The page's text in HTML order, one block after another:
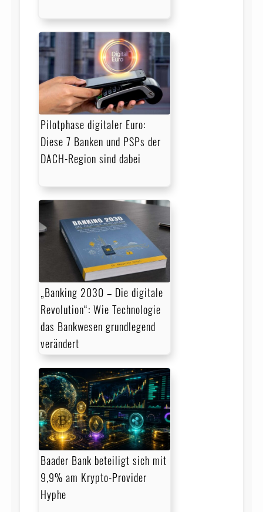
Pilotphase digitaler Euro:
Diese 7 Banken und PSPs der
DACH-Region sind dabei
„Banking 2030 – Die digitale
Revolution“: Wie Technologie
das Bankwesen grundlegend
verändert
Baader Bank beteiligt sich mit
9,9% am Krypto-Provider
Hyphe